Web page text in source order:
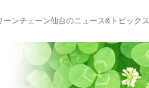
ンチェーン仙台のニュース&トピックス